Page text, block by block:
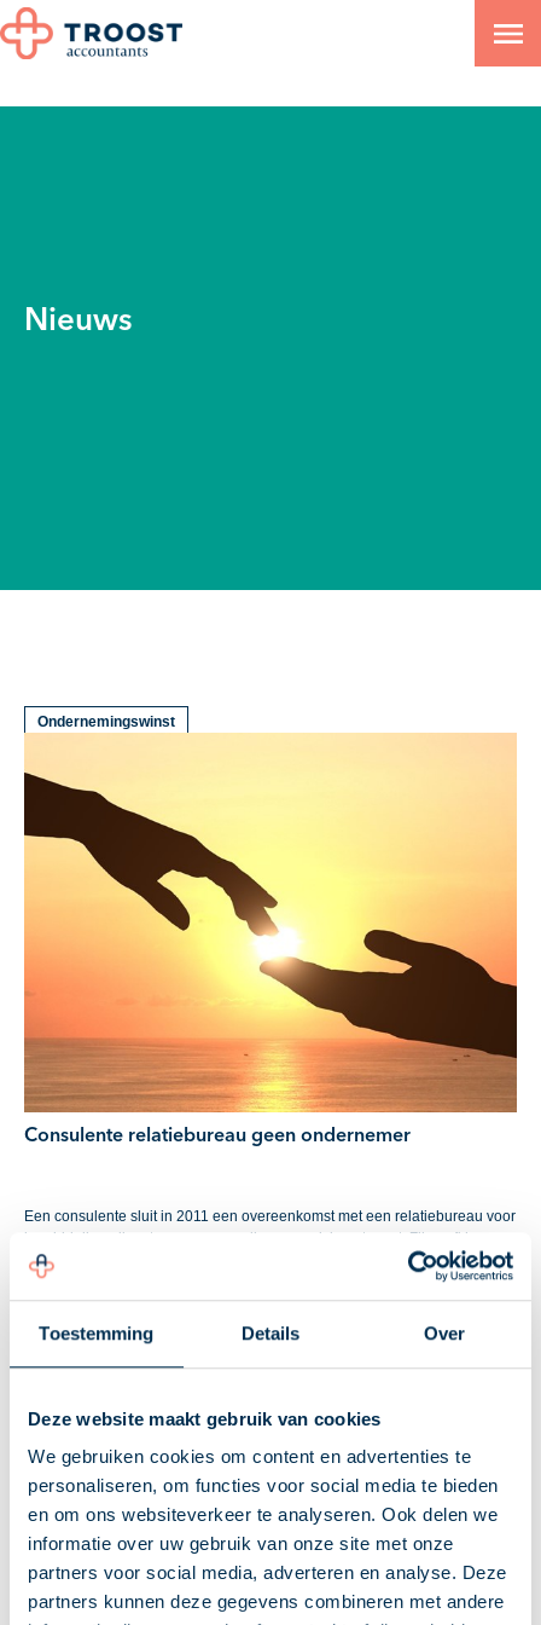
Toestemming Details Over
Deze website maakt gebruik van cookies
We gebruiken cookies om content en advertenties te
personaliseren, om functies voor social media te bieden
en om ons websiteverkeer te analyseren. Ook delen we
informatie over uw gebruik van onze site met onze
partners voor social media, adverteren en analyse. Deze
partners kunnen deze gegevens combineren met andere
Nieuws
Ondernemingswinst
Consulente relatiebureau geen ondernemer
Een consulente sluit in 2011 een overeenkomst met een relatiebureau voor
bemiddelingsdiensten, waarvoor zij een provisie ontvangt. Zij geeft haar
inkomsten, variërend van € 11.705 (2016) tot € 17.023 (2019), aan als
winst uit onderneming. Na een boekenonderzoek concludeert de
inspecteur dat de inkomsten als loon uit (fictieve) dienstbetrekking moeten
worden gekwalificeerd.
Winst uit onderneming?
Het hof oordeelt dat de consulente onvoldoende zelfstandigheid en
betalingsafspraken van het bureau te gebruiken. Bij afwezigheid moet zij
vervanging regelen via een andere consulent van het bureau. Verder is er
geen bewijs van onderhandeling over de provisie. Bovendien heeft de
consulente slechts één opdrachtgever, een overeenkomst voor
onbepaalde tijd en geen aantoonbaar debiteuren- of investeringsrisico.
Ook treedt zij niet naar buiten als ondernemer. De inkomsten kwalificeren
daarom niet als winst uit onderneming.